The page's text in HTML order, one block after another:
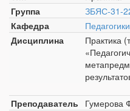
Группа
ЗБЯС-31-
Кафедра
Педагогики
Дисциплина
Практика
Преподаватель
Гумерова